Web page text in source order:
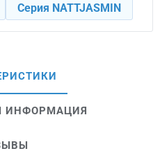
Серия NATTJASMIN
ИНФОРМАЦИЯ